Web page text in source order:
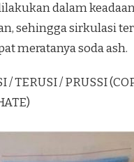
dalam
sehingga sirkulasi
meratanya soda ash.
/ TERUSI / PRUSSI